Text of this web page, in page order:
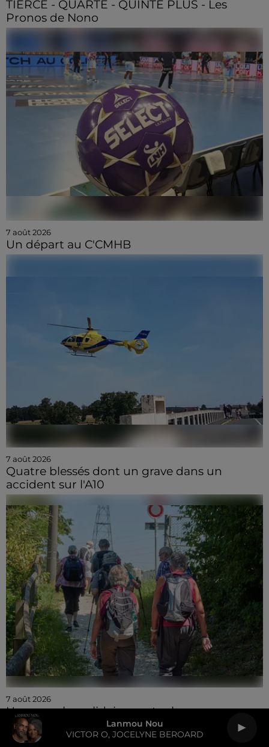
Lanmou Nou
VICTOR O, JOCELYNE BEROARD
TIERCÉ - QUARTÉ - QUINTÉ PLUS - Les
Pronos de Nono
7 août 2026
Un départ au C'CMHB
7 août 2026
Quatre blessés dont un grave dans un
accident sur l'A10
7 août 2026
Une marche solidaire contre le cancer
pédiatrique